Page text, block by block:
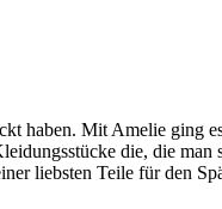
haben. Mit Amelie ging
die, die
liebsten Teile für den